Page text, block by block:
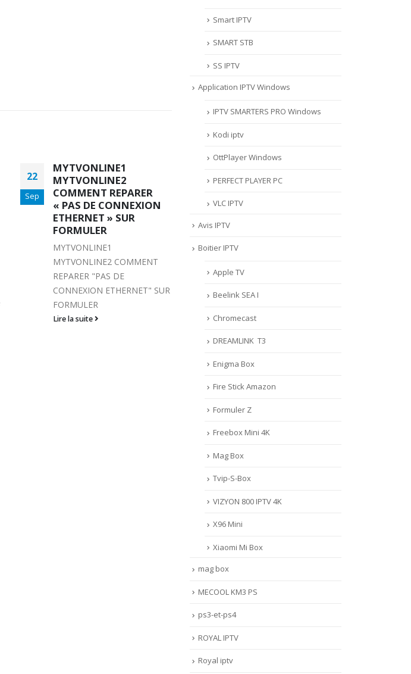
12
Sep
COMMENT INSTALLER
PLAYSTORE SUR VOTRE
FORMULER Z7+/Z8/Z
ALPHA
COMMENT INSTALLER
PLAYSTORE SUR VOTRE
FORMULER Z7+/Z8/Z ALPHA
Installez GOOGLE CHROME
depuis Market Pour un
meilleur contrôle utiliser la
touche ...
Lire la suite
:CONFIGURATION ET
FAVORIS AVEC LA
ALPHA
MYTVONLINE2
VERROUILLAGE DES FAVORIS
AVEC LA FORMULER Z8 ET Z
Lire la suite
Smart IPTV
SMART STB
SS IPTV
Application IPTV Windows
IPTV SMARTERS PRO Windows
Kodi iptv
OttPlayer Windows
PERFECT PLAYER PC
VLC IPTV
Avis IPTV
Boitier IPTV
Apple TV
Beelink SEA I
Chromecast
DREAMLINK T3
Enigma Box
Fire Stick Amazon
Formuler Z
Freebox Mini 4K
Mag Box
Tvip-S-Box
VIZYON 800 IPTV 4K
X96 Mini
Xiaomi Mi Box
mag box
MECOOL KM3 PS
ps3-et-ps4
ROYAL IPTV
Royal iptv